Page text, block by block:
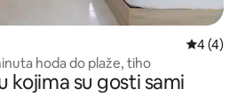
4 (4)
hoda do plaže, tiho
kojima su gosti sami